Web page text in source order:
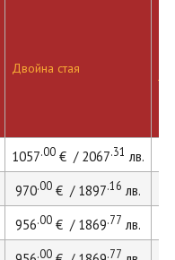
Двойна стая
1057.00€ / 2067.31 лв.
970.00€ / 1897.16 лв.
956.00€ / 1869.77 лв.
.00 .77